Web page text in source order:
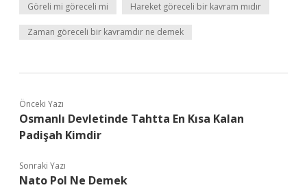
Göreli mi göreceli mi Hareket göreceli bir kavram mıdır
Zaman göreceli bir kavramdır ne demek
Önceki Yazı
Osmanlı Devletinde Tahtta En Kısa Kalan
Padişah Kimdir
Sonraki Yazı
Nato Pol Ne Demek